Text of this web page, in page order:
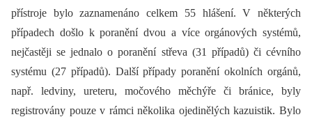
přístroje bylo zaznamenáno celkem 55 hlášení. V ně­kte­rých
případech došlo k poranění dvou a více orgánových systémů,
nejčastěji se jednalo o poranění střeva (31 případů) či cévního
systému (27 případů). Další případy poranění okolních orgánů,
např. ledviny, ureteru, močového měchýře či bránice, byly
registrovány pouze v rámci několika ojedinělých kazuistik. Bylo